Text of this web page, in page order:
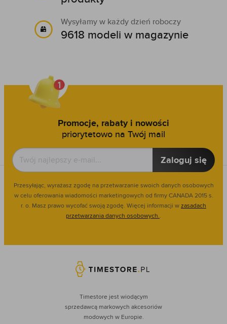
Wysyłamy w każdy dzień roboczy
9618 modeli w magazynie
Promocje, rabaty i nowości
priorytetowo na Twój mail
Zaloguj się
Przesyłając, wyrażasz zgodę na przetwarzanie swoich danych osobowych
w celu oferowania wiadomości marketingowych od firmy CANADA 2015 s.
r. o. Masz prawo wycofać swoją zgodę. Więcej informacji wzasadach
przetwarzania danych osobowych..
Timestore jest wiodącym
sprzedawcą markowych akcesoriów
modowych w Europie.